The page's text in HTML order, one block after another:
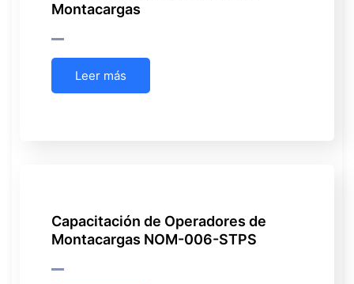
Montacargas
Leer más
Capacitación de Operadores de
Montacargas NOM-006-STPS